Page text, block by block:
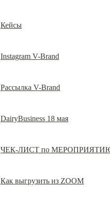
Кейсы
Instagram V-Brand
Рассылка V-Brand
DairyBusiness 18 мая
ЧЕК-ЛИСТ по
Как выгрузить из ZOOM